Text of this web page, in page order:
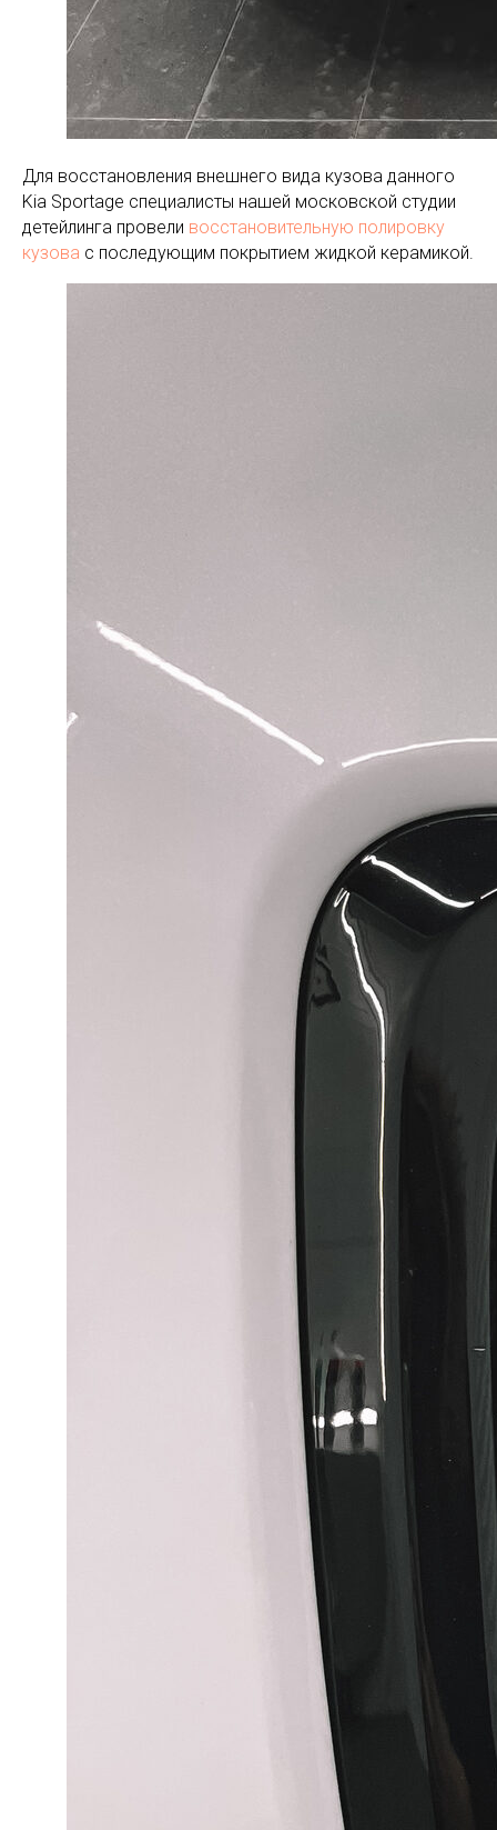
Для восстановления внешнего вида кузова данного
Kia Sportage специалисты нашей московской студии
детейлинга провели восстановительную полировку
кузова с последующим покрытием жидкой керамикой.